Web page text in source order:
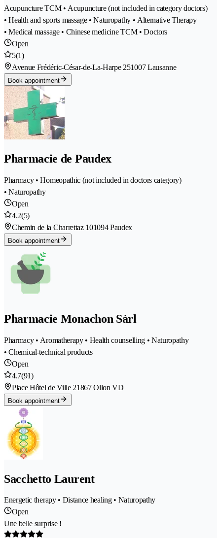
Acupuncture TCM • Acupuncture (not included in category doctors)
• Health and sports massage • Naturopathy • Alternative Therapy
• Medical massage • Chinese medicine TCM • Doctors
Open
5(1)
Avenue Frédéric-César-de-La-Harpe 251007 Lausanne
Book appointment
Pharmacie de Paudex
Pharmacy • Homeopathic (not included in doctors category)
• Naturopathy
Open
4.2(5)
Chemin de la Charrettaz 101094 Paudex
Book appointment
Pharmacie Monachon Sàrl
Pharmacy • Aromatherapy • Health counselling • Naturopathy
• Chemical-technical products
Open
4.7(91)
Place Hôtel de Ville 21867 Ollon VD
Book appointment
Sacchetto Laurent
Energetic therapy • Distance healing • Naturopathy
Open
Une belle surprise !